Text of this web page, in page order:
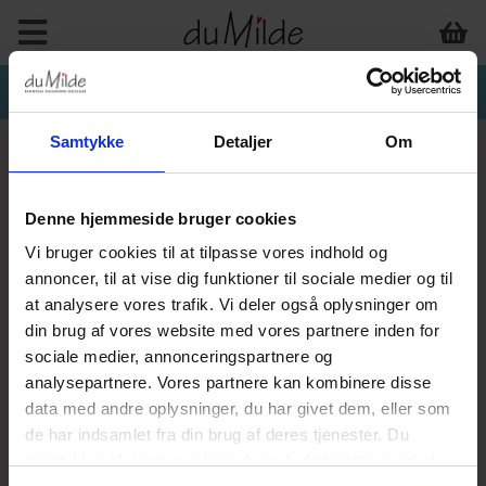
Samtykke Detaljer Om
Denne hjemmeside bruger cookies
Vi bruger cookies til at tilpasse vores indhold og
annoncer, til at vise dig funktioner til sociale medier og til
at analysere vores trafik. Vi deler også oplysninger om
din brug af vores website med vores partnere inden for
sociale medier, annonceringspartnere og
analysepartnere. Vores partnere kan kombinere disse
data med andre oplysninger, du har givet dem, eller som
de har indsamlet fra din brug af deres tjenester. Du